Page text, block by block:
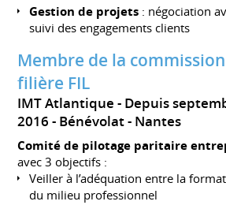
Gestion de projets : négociation
suivi des engagements clients
Membre de la
filière FIL
IMT Atlantique
Depuis
2016 Bénévolat Nantes
Comité de pilotage paritaire
avec 3 objectifs :
Veiller à l’adéquation entre la
du milieu professionnel